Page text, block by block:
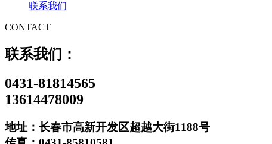
联系我们
CONTACT
联系我们：
0431-81814565
13614478009
地址：长春市高新开发区超越大街1188号